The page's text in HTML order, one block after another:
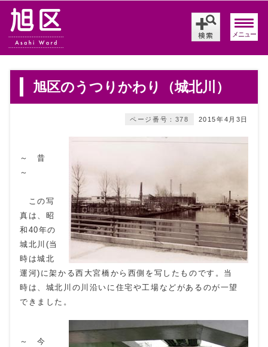
メニュー
旭区のうつりかわり（城北川）
2015年4月3日
ページ番号：378
～ 昔
～
この写
真は、昭
和40年の
城北川(当
時は城北
運河)に架かる西大宮橋から西側を写したものです。当
時は、城北川の川沿いに住宅や工場などがあるのが一望
できました。
～ 今